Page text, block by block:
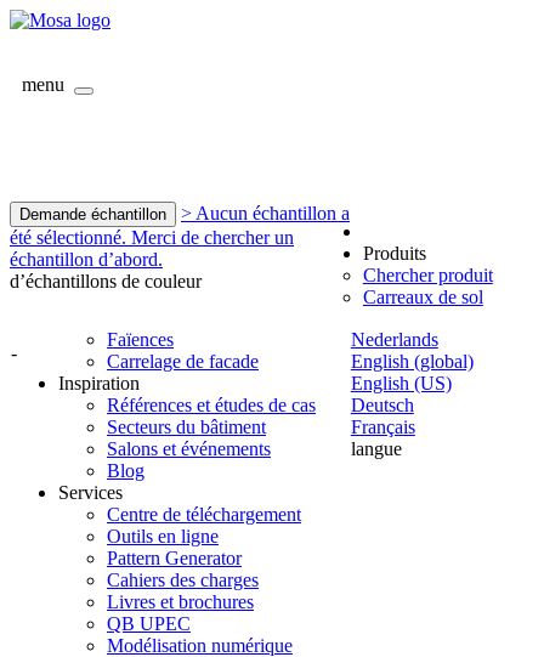
menu
Demande échantillon
> Aucun échantillon a
été sélectionné. Merci de chercher un
échantillon d’abord.
d’échantillons de couleur
-
Nederlands
English (global)
English (US)
Deutsch
Français
langue
Produits
Chercher produit
Carreaux de sol
Faïences
Carrelage de facade
Inspiration
Références et études de cas
Secteurs du bâtiment
Salons et événements
Blog
Services
Centre de téléchargement
Outils en ligne
Pattern Generator
Cahiers des charges
Livres et brochures
QB UPEC
Modélisation numérique